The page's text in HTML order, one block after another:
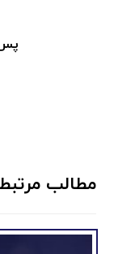
پس
مطالب